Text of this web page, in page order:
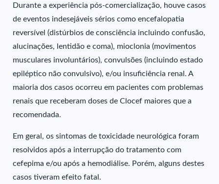
Durante a experiência pós-comercialização, houve casos
de eventos indesejáveis sérios como encefalopatia
reversível (distúrbios de consciência incluindo confusão,
alucinações, lentidão e coma), mioclonia (movimentos
musculares involuntários), convulsões (incluindo estado
epiléptico não convulsivo), e/ou insuficiência renal. A
maioria dos casos ocorreu em pacientes com problemas
renais que receberam doses de Clocef maiores que a
recomendada.
Em geral, os sintomas de toxicidade neurológica foram
resolvidos após a interrupção do tratamento com
cefepima e/ou após a hemodiálise. Porém, alguns destes
casos tiveram efeito fatal.